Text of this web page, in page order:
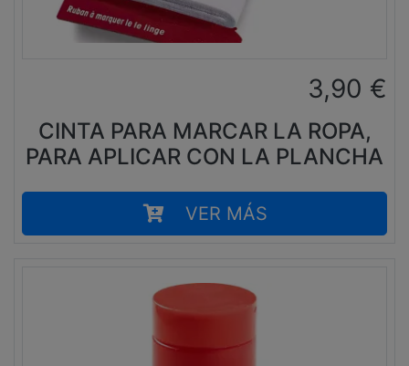
3,90 €
CINTA PARA MARCAR LA ROPA,
PARA APLICAR CON LA PLANCHA
VER MÁS